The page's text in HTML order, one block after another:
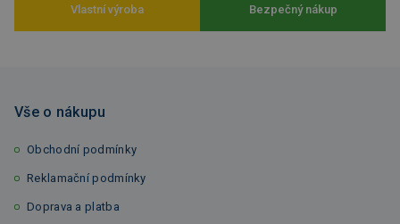
Vlastní výroba Bezpečný nákup
Vše o nákupu
Obchodní podmínky
Reklamační podmínky
Doprava a platba